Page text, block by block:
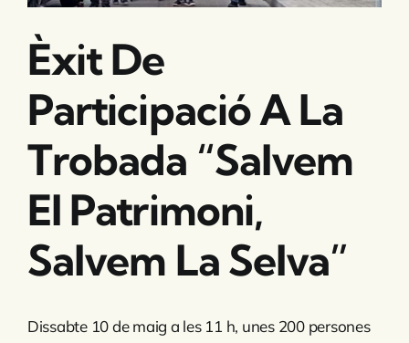
Èxit De
Participació A La
Trobada “Salvem
El Patrimoni,
Salvem La Selva”
Dissabte 10 de maig a les 11 h, unes 200 persones